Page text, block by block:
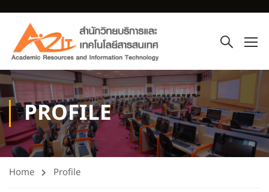
PROFILE
Home Profile